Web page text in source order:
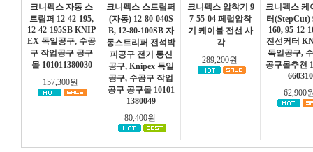
크니펙스 자동 스
트립퍼 12-42-195,
12-42-195SB KNIP
EX 독일공구, 수공
구 작업공구 공구
몰 101011380030
157,300원
크니펙스 스트립퍼
(자동) 12-80-040S
B, 12-80-100SB 자
동스트리퍼 전석박
피공구 전기 통신
공구, Knipex 독일
공구, 수공구 작업
공구 공구몰 10101
1380049
80,400원
크니펙스 압착기 9
7-55-04 페럴압착
기 케이블 전선 사
각
289,200원
크니펙스 케
터(StepCut)
160, 95-12-
전선커터
독일공구,
공구몰추천
660310
62,900